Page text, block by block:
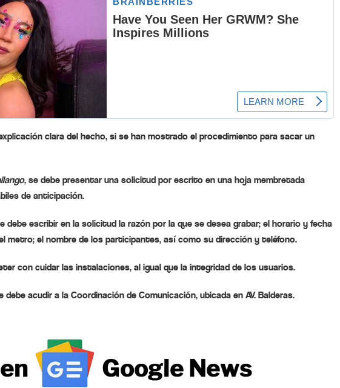
clara del hecho, si se han mostrado el procedimiento para sacar un
, se debe presentar una solicitud por escrito en una hoja membretada
de anticipación.
debe escribir en la solicitud la razón por la que se desea grabar; el horario y fecha
metro; el nombre de los participantes, así como su dirección y teléfono.
con cuidar las instalaciones, al igual que la integridad de los usuarios.
acudir a la Coordinación de Comunicación, ubicada en AV. Balderas.